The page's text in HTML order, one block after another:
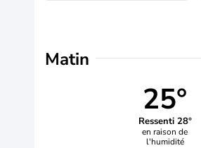
Matin
25°
Ressenti 28°
en raison de
l'humidité